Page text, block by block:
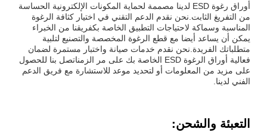
أوراق رغوة ESD لدينا مصممة لحماية المكونات الإلكترونية الحساسة
من التفريغ الثابت.نحن نقدم الدعم التقني في اختيار كثافة الرغوة
المناسبة وسماكة لاحتياجات التطبيق الخاصة بكفريقنا من الخبراء
يمكن أن يساعد أيضا مع قطع الرغوة المخصصة والتصنيع لتلبية
متطلباتك الفريدة.نحن نقدم خدمات صيانة واختبار مستمرة لضمان
فعالية أوراق الرغوة ESD الخاصة بك على مر الزمناتصل بنا للحصول
على مزيد من المعلومات أو لتحديد موعد للاستشارة مع فريق الدعم
الفني لدينا.
التعبئة والشحن: